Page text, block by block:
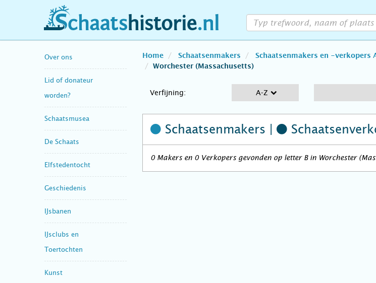
schaatshistorie.nl
Over ons
Lid of donateur
worden?
Schaatsmusea
De Schaats
Elfstedentocht
Geschiedenis
IJsbanen
IJsclubs en
Toertochten
Kunst
Home Schaatsenmakers Schaatsenmakers en -verkopers
Worchester (Massachusetts)
Verfijning: A-Z
Schaatsenmakers |
0 Makers en 0 Verkopers gevonden op letter B in Worchester